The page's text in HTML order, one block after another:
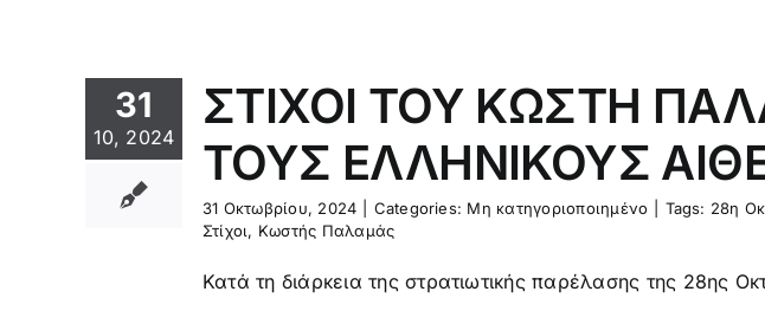
31
10, 2024
ΣΤΙΧΟΙ ΤΟΥ ΚΩΣΤΗ
ΤΟΥΣ ΕΛΛΗΝΙΚΟΥΣ
31 Οκτωβρίου, 2024 Categories: Μη κατηγοριοποιημένο Tags: 28η
Στίχοι, Κωστής Παλαμάς
Κατά τη διάρκεια της στρατιωτικής παρέλασης της 28ης